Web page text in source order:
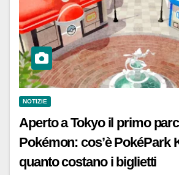
NOTIZIE
Aperto a Tokyo il primo
Pokémon: cos’è PokéPark
quanto costano i biglietti